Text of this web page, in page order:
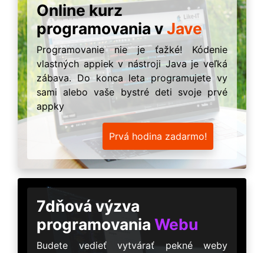
Online kurz
programovania vJave
Programovanie nie je ťažké! Kódenie
vlastných appiek v nástroji Java je veľká
zábava. Do konca leta programujete vy
sami alebo vaše bystré deti svoje prvé
appky
Prvá hodina zadarmo!
7dňová výzva
programovania Webu
Budete vedieť vytvárať pekné weby